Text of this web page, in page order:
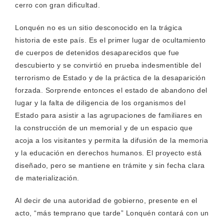
cerro con gran dificultad.
Lonquén no es un sitio desconocido en la trágica
historia de este país. Es el primer lugar de ocultamiento
de cuerpos de detenidos desaparecidos que fue
descubierto y se convirtió en prueba indesmentible del
terrorismo de Estado y de la práctica de la desaparición
forzada. Sorprende entonces el estado de abandono del
lugar y la falta de diligencia de los organismos del
Estado para asistir a las agrupaciones de familiares en
la construcción de un memorial y de un espacio que
acoja a los visitantes y permita la difusión de la memoria
y la educación en derechos humanos. El proyecto está
diseñado, pero se mantiene en trámite y sin fecha clara
de materialización.
Al decir de una autoridad de gobierno, presente en el
acto, “más temprano que tarde” Lonquén contará con un